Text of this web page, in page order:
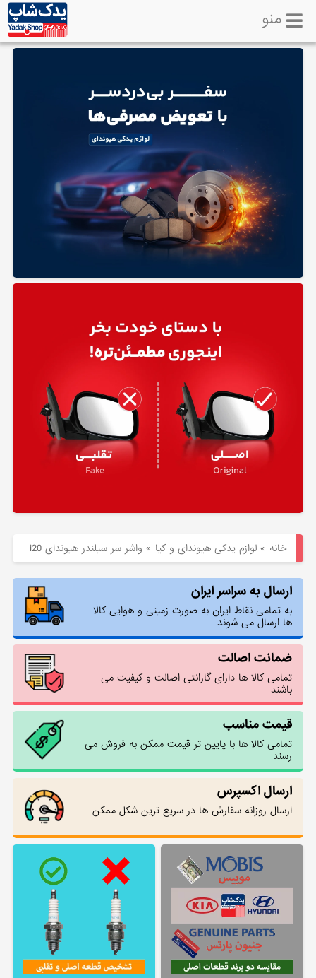
لوازم
منو
خانه »لوازم یدکی هیوندای و کیا » واشر سر سیلندر هیوندای i20
ارسال به سراسر ایران
به تمامی نقاط ایران به صورت زمینی و هوایی کالا
ها ارسال می شوند
ضمانت اصالت
تمامی کالا ها دارای گارانتی اصالت و کیفیت می
باشند
قیمت مناسب
تمامی کالا ها با پایین تر قیمت ممکن به فروش می
رسند
ارسال اکسپرس
ارسال روزانه سفارش ها در سریع ترین شکل ممکن